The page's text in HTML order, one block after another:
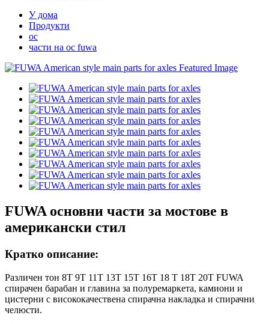
У дома
Продукти
ос
части на ос fuwa
FUWA основни части за мостове в
американски стил
Кратко описание:
Различен тон 8T 9T 11T 13T 15T 16T 18 T 18T 20T FUWA
спирачен барабан и главина за полуремаркета, камиони и
цистерни с висококачествена спирачна накладка и спирачни
челюсти.